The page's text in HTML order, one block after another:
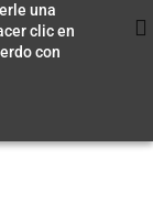
una
clic en
con